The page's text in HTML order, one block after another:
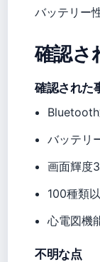
バッテリー
確認さ
確認された
バッテリ
画面輝度
100種類
心電図機
不明な点